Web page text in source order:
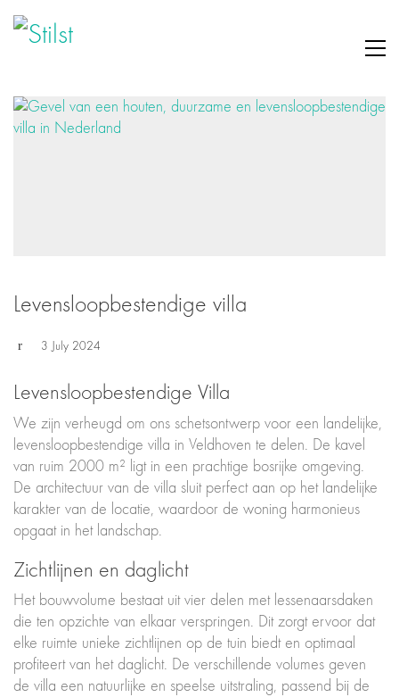
Levensloopbestendige villa
3 July 2024
Levensloopbestendige Villa
We zijn verheugd om ons schetsontwerp voor een landelijke,
levensloopbestendige villa in Veldhoven te delen. De kavel
van ruim 2000 m² ligt in een prachtige bosrijke omgeving.
De architectuur van de villa sluit perfect aan op het landelijke
karakter van de locatie, waardoor de woning harmonieus
opgaat in het landschap.
Zichtlijnen en daglicht
Het bouwvolume bestaat uit vier delen met lessenaarsdaken
die ten opzichte van elkaar verspringen. Dit zorgt ervoor dat
elke ruimte unieke zichtlijnen op de tuin biedt en optimaal
profiteert van het daglicht. De verschillende volumes geven
de villa een natuurlijke en speelse uitstraling, passend bij de